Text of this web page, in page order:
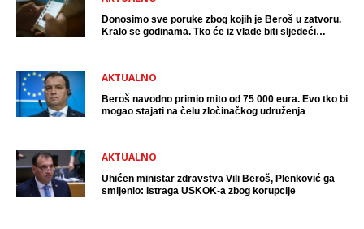
Donosimo sve poruke zbog kojih je Beroš u zatvoru.
Kralo se godinama. Tko će iz vlade biti sljedeći
AKTUALNO
Beroš navodno primio mito od 75 000 eura. Evo tko bi
mogao stajati na čelu zločinačkog udruženja
AKTUALNO
Uhićen ministar zdravstva Vili Beroš, Plenković ga
smijenio: Istraga USKOK-a zbog korupcije